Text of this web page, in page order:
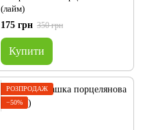
(лайм)
175 грн 350 грн
Купити
РОЗПРОДАЖ
−50%